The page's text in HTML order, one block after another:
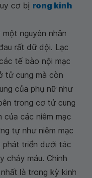
cơ bị rong kinh
nguyên nhân
rất dữ dội. Lạc
tế bào nội mạc
tử cung mà còn
của phụ nữ như
trong cơ tử cung
của các niêm mạc
tự như niêm mạc
phát triển dưới tác
chảy máu. Chính
là trong kỳ kinh